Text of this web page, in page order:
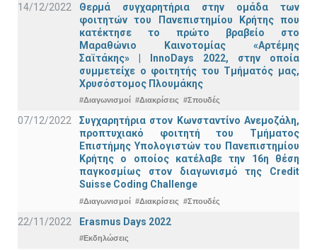
14/12/2022
Θερμά συγχαρητήρια στην ομάδα των
φοιτητών του Πανεπιστημίου Κρήτης που
κατέκτησε το πρώτο βραβείο στο
Μαραθώνιο Καινοτομίας «Αρτέμης
Σαϊτάκης» | InnoDays 2022, στην οποία
συμμετείχε ο φοιτητής του Τμήματός μας,
Χρυσόστομος Πλουμάκης
#Διαγωνισμοί #Διακρίσεις #Σπουδές
07/12/2022
Συγχαρητήρια στον Κωνσταντίνο Ανεμοζάλη,
προπτυχιακό φοιτητή του Τμήματος
Επιστήμης Υπολογιστών του Πανεπιστημίου
Κρήτης ο οποίος κατέλαβε την 16η θέση
παγκοσμίως στον διαγωνισμό της Credit
Suisse Coding Challenge
#Διαγωνισμοί #Διακρίσεις #Σπουδές
22/11/2022 Erasmus Days 2022
#Εκδηλώσεις